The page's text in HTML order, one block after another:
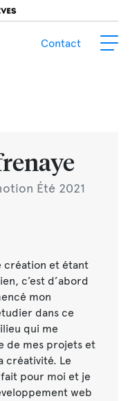
Contact
Été 2021
création et étant
c’est d’abord
mon
dans ce
qui me
de mes projets et
créativité. Le
pour moi et je
web